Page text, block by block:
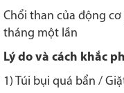
Chổi than của động
tháng một lần
Lý do và cách khắc
1) Túi bụi quá bẩn /